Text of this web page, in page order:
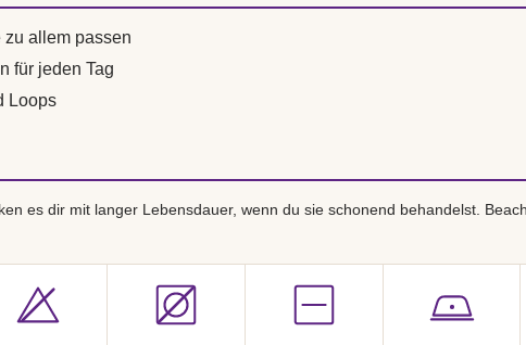
allem passen
für jeden Tag
Loops
es dir mit langer Lebensdauer, wenn du sie schonend behandelst.